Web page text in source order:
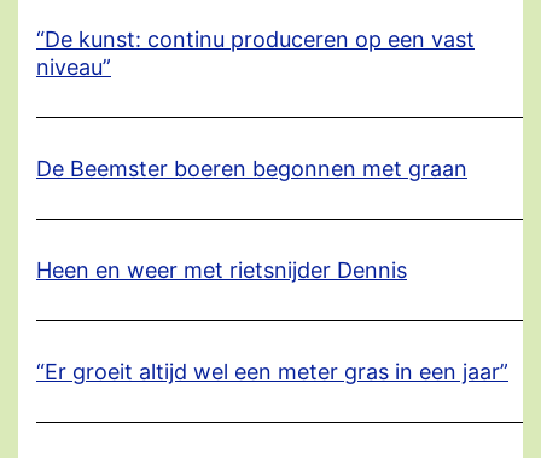
“De kunst: continu produceren op een vast
niveau”
De Beemster boeren begonnen met graan
Heen en weer met rietsnijder Dennis
“Er groeit altijd wel een meter gras in een jaar”